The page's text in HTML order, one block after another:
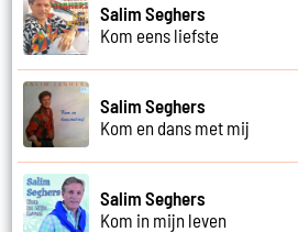
Salim Seghers
Kom eens liefste
Salim Seghers
Kom en dans met mij
Salim Seghers
Kom in mijn leven